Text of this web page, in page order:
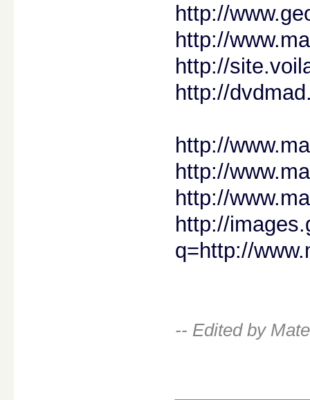
http://
http://
http://
http://
http://
http://
http://
http://
q=http://
-- Edited by